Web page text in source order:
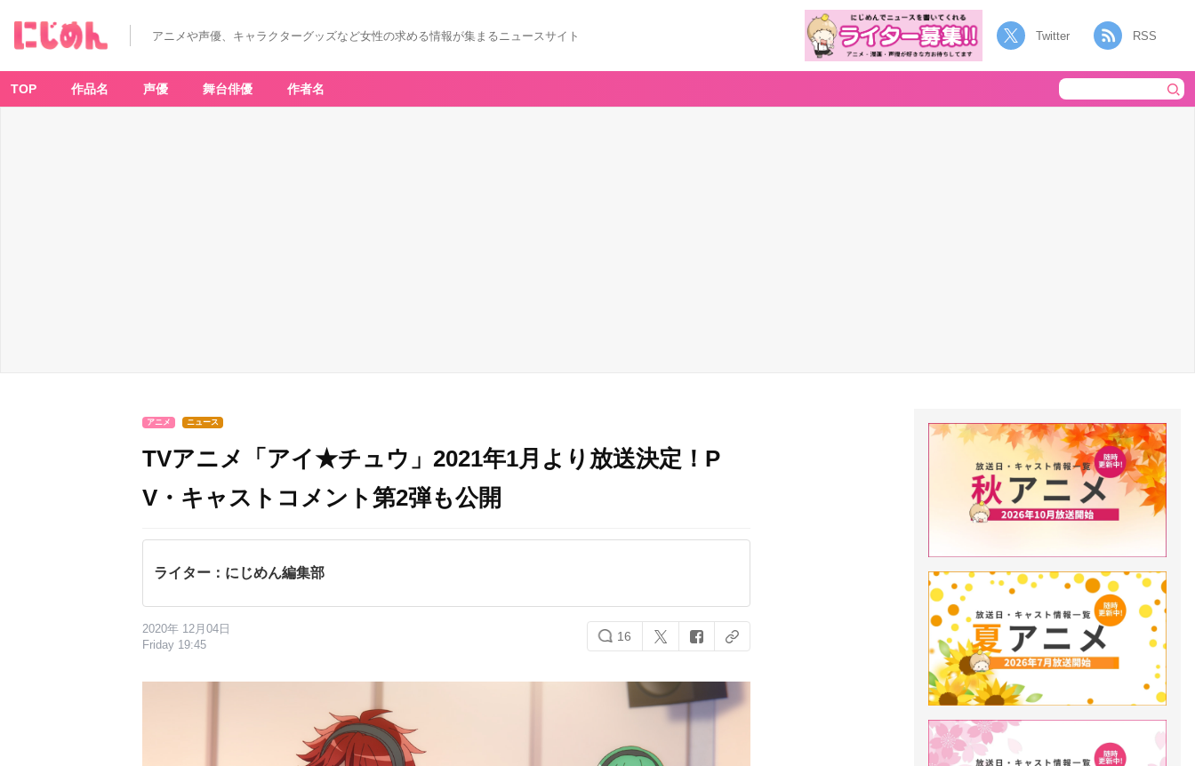
アニメや声優、キャラクターグッズなど女性の求める情報が集まるニュースサイト Twitter RSS
TOP 作品名 声優 舞台俳優 作者名
アニメ ニュース
TVアニメ「アイ★チュウ」2021年1月より放送決定！P
V・キャストコメント第2弾も公開
ライター：にじめん編集部
2020年 12月04日
Friday 19:45
16